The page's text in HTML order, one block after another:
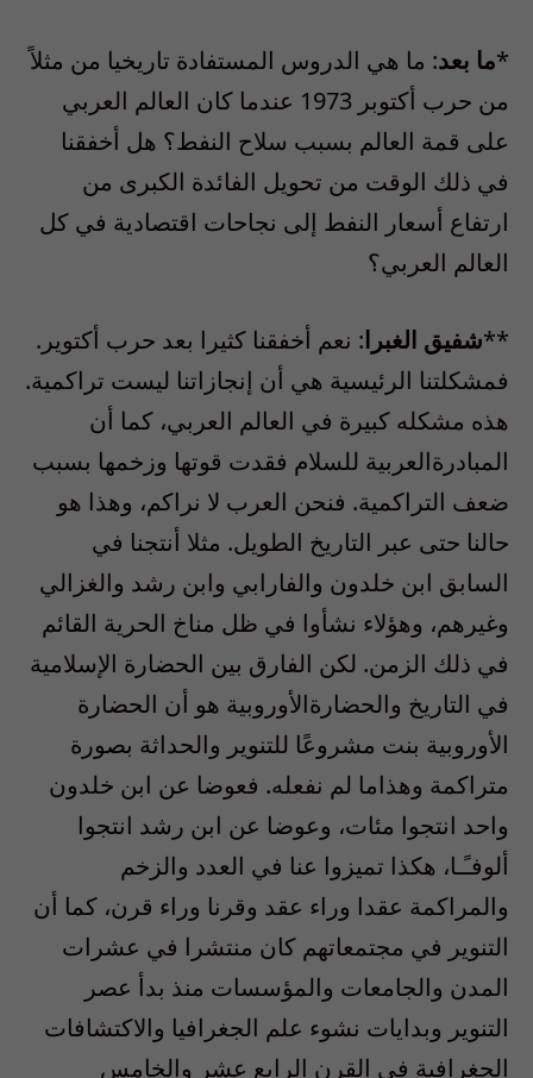
*ما بعد: ما هي الدروس المستفادة تاريخيا من مثلاً
من حرب أكتوبر 1973 عندما كان العالم العربي
على قمة العالم بسبب سلاح النفط؟ هل أخفقنا
في ذلك الوقت من تحويل الفائدة الكبرى من
ارتفاع أسعار النفط إلى نجاحات اقتصادية في كل
العالم العربي؟
**شفيق الغبرا: نعم أخفقنا كثيرا بعد حرب أكتوير.
فمشكلتنا الرئيسية هي أن إنجازاتنا ليست تراكمية.
هذه مشكله كبيرة في العالم العربي، كما أن
المبادرةالعربية للسلام فقدت قوتها وزخمها بسبب
ضعف التراكمية. فنحن العرب لا نراكم، وهذا هو
حالنا حتى عبر التاريخ الطويل. مثلا أنتجنا في
السابق ابن خلدون والفارابي وابن رشد والغزالي
وغيرهم، وهؤلاء نشأوا في ظل مناخ الحرية القائم
في ذلك الزمن. لكن الفارق بين الحضارة الإسلامية
في التاريخ والحضارةالأوروبية هو أن الحضارة
الأوروبية بنت مشروعًا للتنوير والحداثة بصورة
متراكمة وهذاما لم نفعله. فعوضا عن ابن خلدون
واحد انتجوا مئات، وعوضا عن ابن رشد انتجوا
ألوفـًـا، هكذا تميزوا عنا في العدد والزخم
والمراكمة عقدا وراء عقد وقرنا وراء قرن، كما أن
التنوير في مجتمعاتهم كان منتشرا في عشرات
المدن والجامعات والمؤسسات منذ بدأ عصر
التنوير وبدايات نشوء علم الجغرافيا والاكتشافات
الجغرافية في القرن الرابع عشر والخامس